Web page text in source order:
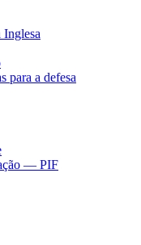
para a defesa
— PIF